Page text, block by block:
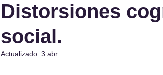
Distorsiones
social.
Actualizado: 3 abr